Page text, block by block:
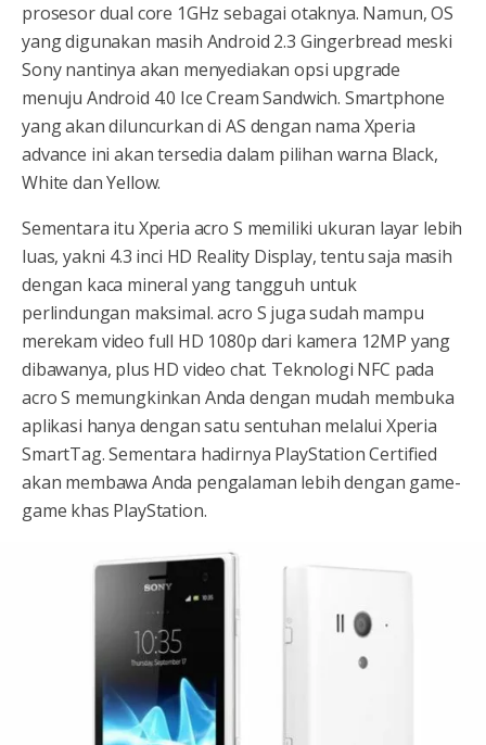
prosesor dual core 1GHz sebagai otaknya. Namun, OS
yang digunakan masih Android 2.3 Gingerbread meski
Sony nantinya akan menyediakan opsi upgrade
menuju Android 4.0 Ice Cream Sandwich. Smartphone
yang akan diluncurkan di AS dengan nama Xperia
advance ini akan tersedia dalam pilihan warna Black,
White dan Yellow.
Sementara itu Xperia acro S memiliki ukuran layar lebih
luas, yakni 4.3 inci HD Reality Display, tentu saja masih
dengan kaca mineral yang tangguh untuk
perlindungan maksimal. acro S juga sudah mampu
merekam video full HD 1080p dari kamera 12MP yang
dibawanya, plus HD video chat. Teknologi NFC pada
acro S memungkinkan Anda dengan mudah membuka
aplikasi hanya dengan satu sentuhan melalui Xperia
SmartTag. Sementara hadirnya PlayStation Certified
akan membawa Anda pengalaman lebih dengan game-
game khas PlayStation.